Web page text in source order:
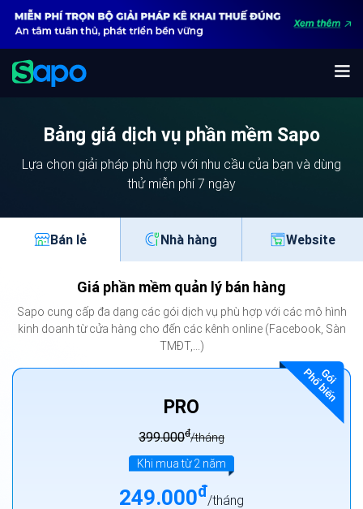
Bảng giá dịch vụ phần mềm Sapo
Lựa chọn giải pháp phù hợp với nhu cầu của bạn và dùng
thử miễn phí 7 ngày
Bán lẻ Nhà hàng Website
Giá phần mềm quản lý bán hàng
Sapo cung cấp đa dạng các gói dịch vụ phù hợp với các mô hình
kinh doanh từ cửa hàng cho đến các kênh online (Facebook, Sàn
TMĐT,...)
PRO
399.000đ/tháng
Khi mua từ 2 năm
249.000đ/tháng